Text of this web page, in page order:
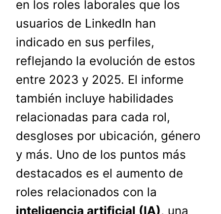
en los roles laborales que los
usuarios de LinkedIn han
indicado en sus perfiles,
reflejando la evolución de estos
entre 2023 y 2025. El informe
también incluye habilidades
relacionadas para cada rol,
desgloses por ubicación, género
y más. Uno de los puntos más
destacados es el aumento de
roles relacionados con la
inteligencia artificial (IA), una